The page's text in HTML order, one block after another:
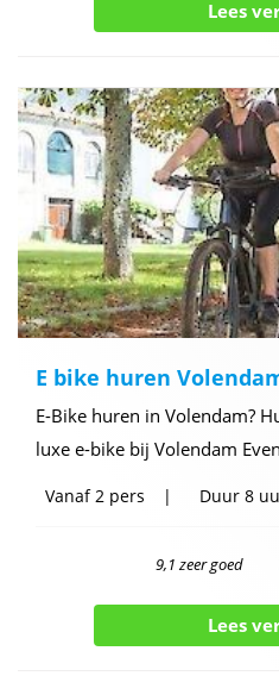
Lees
E bike huren
E-Bike huren in Volendam?
luxe e-bike bij Volendam
Vanaf2 pers Duur 8
9,1 zeer goed
Lees